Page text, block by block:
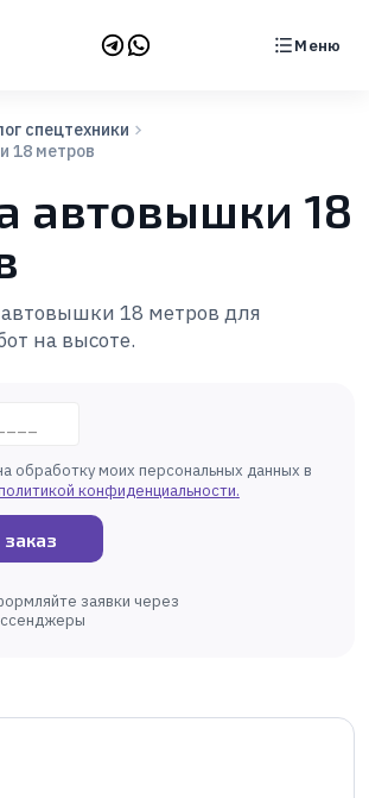
Меню
спецтехники
18 метров
автовышки 18
18 метров для
на высоте.
обработку моих персональных данных в
конфиденциальности.
заявки через